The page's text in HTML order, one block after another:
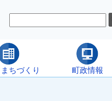
ちづくり 町政情報